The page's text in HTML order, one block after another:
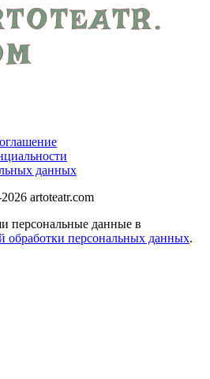
данных
artoteatr.com
персональные данные в
обработки персональных данных.